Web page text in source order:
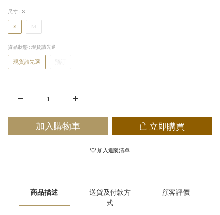
尺寸 : S
S M
貨品狀態 : 現貨請先選
現貨請先選
加入購物車 立即購買
加入追蹤清單
商品描述
送貨及付款方
式
顧客評價